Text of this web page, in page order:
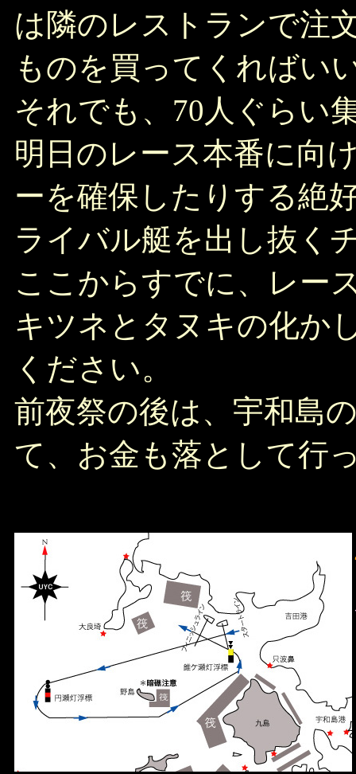
は隣のレストランで注
ものを買ってくればい
それでも、70人ぐら
明日のレース本番に向
ーを確保したりする絶
ライバル艇を出し抜く
ここからすでに、レー
キツネとタヌキの化か
ください。
前夜祭の後は、宇和島
て、お金も落として行